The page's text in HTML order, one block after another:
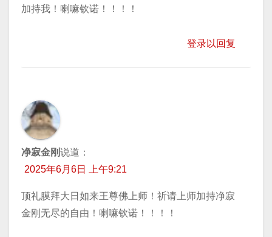
加持我！喇嘛钦诺！！！！
登录以回复
净寂金刚说道：
2025年6月6日 上午9:21
顶礼膜拜大日如来王尊佛上师！祈请上师加持净寂
金刚无尽的自由！喇嘛钦诺！！！！